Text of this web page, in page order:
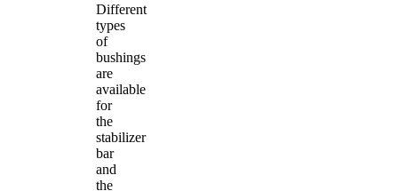
Different
types
of
bushings
are
available
for
the
stabilizer
bar
and
the